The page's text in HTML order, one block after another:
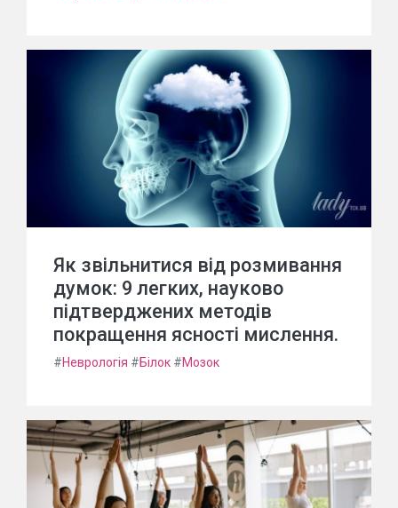
Як звільнитися від розмивання
думок: 9 легких, науково
підтверджених методів
покращення ясності мислення.
#Неврологія #Білок #Мозок